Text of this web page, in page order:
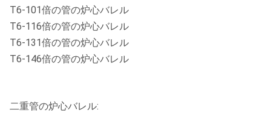
T6-101倍の管の炉心バレル
T6-116倍の管の炉心バレル
T6-131倍の管の炉心バレル
T6-146倍の管の炉心バレル
二重管の炉心バレル: